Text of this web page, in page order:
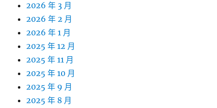
2026 年 3 月
2026 年 2 月
2026 年 1 月
2025 年 12 月
2025 年 11 月
2025 年 10 月
2025 年 9 月
2025 年 8 月